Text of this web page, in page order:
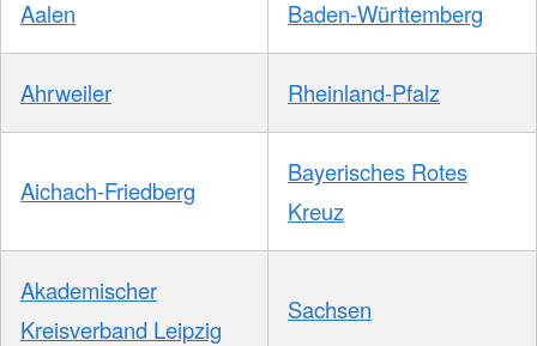
Aalen Baden-Württemberg
Ahrweiler Rheinland-Pfalz
Aichach-Friedberg
Bayerisches Rotes
Kreuz
Akademischer
Kreisverband Leipzig
Sachsen